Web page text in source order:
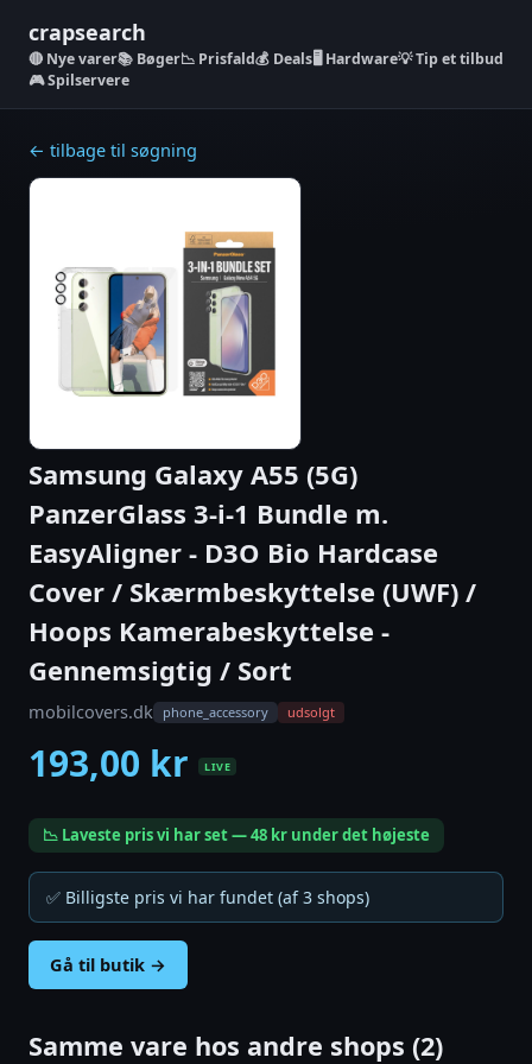
crapsearch
Nye varer📚 Bøger📉 Prisfald💰 Deals🖥️ Hardware💡 Tip et tilbud
🎮 Spilservere
← tilbage til søgning
Samsung Galaxy A55 (5G)
PanzerGlass 3-i-1 Bundle m.
EasyAligner - D3O Bio Hardcase
Cover / Skærmbeskyttelse (UWF) /
Hoops Kamerabeskyttelse -
Gennemsigtig / Sort
mobilcovers.dk phone_accessory udsolgt
193,00 kr LIVE
📉 Laveste pris vi har set — 48 kr under det højeste
✅ Billigste pris vi har fundet (af 3 shops)
Gå til butik →
Samme vare hos andre shops (2)